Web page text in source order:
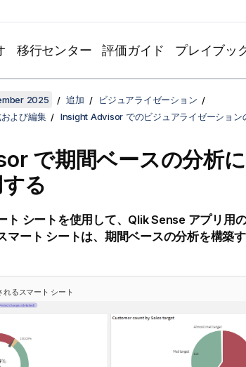
移行センター 評価ガイド プレイブッ
2025 追加
ビジュアライゼーション
よび編集
Insight Advisor でのビジュアライゼーション
で期間ベースの分析
る
ト シートを使用して、 Qlik Senseアプリ用
マート シートは、期間ベースの分析を構築
るスマート シート